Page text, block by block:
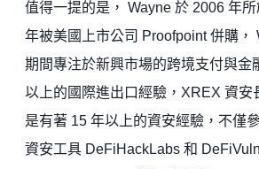
值得一提的是， Wayne 於 2006 年
年被美國上市公司 Proofpoint 併購，
期間專注於新興市場的跨境支付與金
以上的國際進出口經驗，XREX 資安
是有著 15 年以上的資安經驗，不僅
資安工具 DeFiHackLabs 和